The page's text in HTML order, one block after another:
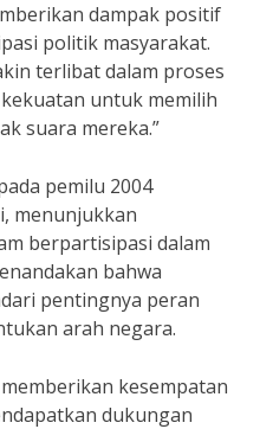
dampak positif
politik masyarakat.
terlibat dalam proses
untuk memilih
suara mereka.”
pemilu 2004
menunjukkan
berpartisipasi dalam
bahwa
pentingnya peran
arah negara.
kesempatan
dukungan